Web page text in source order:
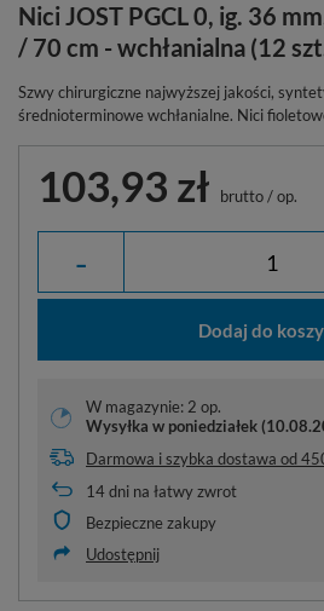
Nici JOST PGCL 0, ig. 36
/ 70 cm - wchłanialna (12
Szwy chirurgiczne najwyższej jakości,
średnioterminowe wchłanialne. Nici
103,93 zł brutto/op.
-
Dodaj do
W magazynie: 2 op.
Wysyłka w poniedziałek
Darmowa i szybka dostawa od
14dni na łatwy zwrot
Bezpieczne zakupy
Udostępnij